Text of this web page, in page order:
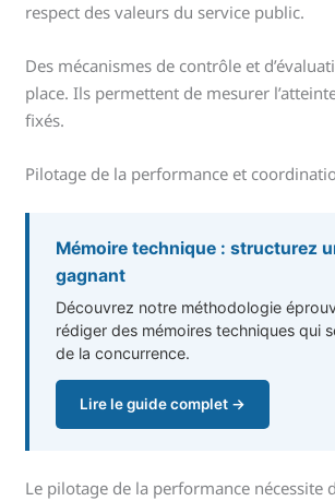
respect des valeurs du service public.
Des mécanismes de contrôle et
place. Ils permettent de mesurer
fixés.
Pilotage de la performance et
Mémoire technique : structurez
gagnant
Découvrez notre méthodologie
rédiger des mémoires techniques qui
de la concurrence.
Lire le guide complet →
Le pilotage de la performance nécessite